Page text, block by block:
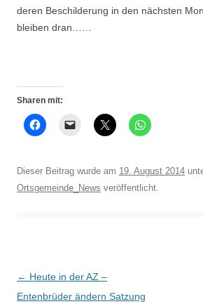
deren Beschilderung in den nächsten
bleiben dran……
Sharen mit:
Dieser Beitrag wurde am 19. August 2014
Ortsgemeinde_News veröffentlicht.
Beitrags-
Navigation
← Heute in der AZ –
Entenbrüder ändern Satzung